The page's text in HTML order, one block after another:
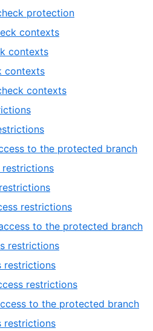
protection
contexts
contexts
contexts
contexts
to the protected branch
restrictions
restrictions
to the protected branch
restrictions
restrictions
restrictions
to the protected branch
restrictions